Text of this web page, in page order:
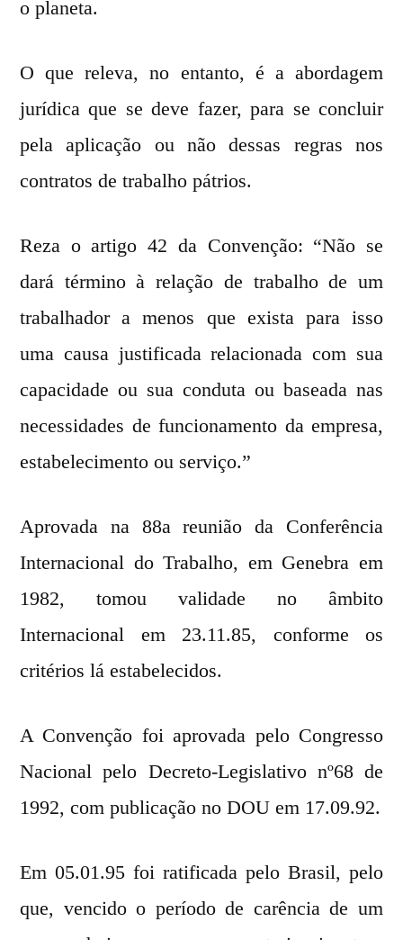
o planeta.
O que releva, no entanto, é a abordagem
jurídica que se deve fazer, para se concluir
pela aplicação ou não dessas regras nos
contratos de trabalho pátrios.
Reza o artigo 42 da Convenção: “Não se
dará término à relação de trabalho de um
trabalhador a menos que exista para isso
uma causa justificada relacionada com sua
capacidade ou sua conduta ou baseada nas
necessidades de funcionamento da empresa,
estabelecimento ou serviço.”
Aprovada na 88a reunião da Conferência
Internacional do Trabalho, em Genebra em
1982, tomou validade no âmbito
Internacional em 23.11.85, conforme os
critérios lá estabelecidos.
A Convenção foi aprovada pelo Congresso
Nacional pelo Decreto-Legislativo nº68 de
1992, com publicação no DOU em 17.09.92.
Em 05.01.95 foi ratificada pelo Brasil, pelo
que, vencido o período de carência de um